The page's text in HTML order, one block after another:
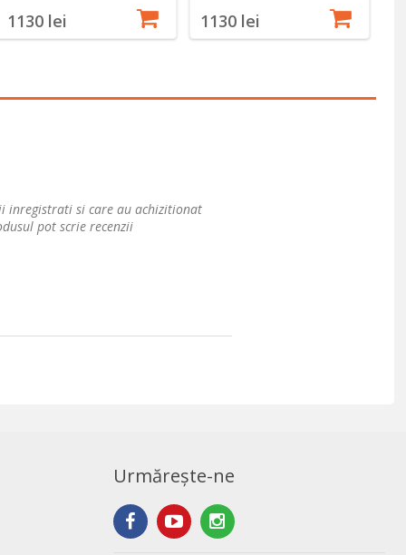
1130 lei 1130 lei
inregistrati si care au achizitionat
pot scrie recenzii
Urmărește-ne